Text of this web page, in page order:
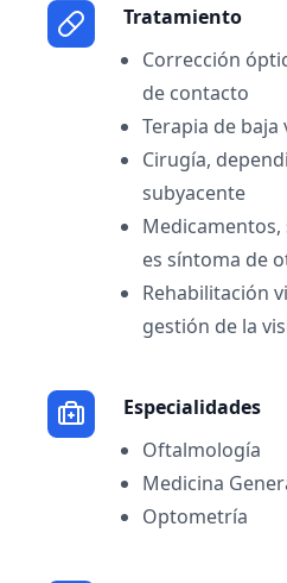
Tratamiento
Corrección
de contacto
Terapia de baja
Cirugía,
subyacente
Medicamentos,
es síntoma de
Rehabilitación
gestión de la
Especialidades
Oftalmología
Medicina
Optometría